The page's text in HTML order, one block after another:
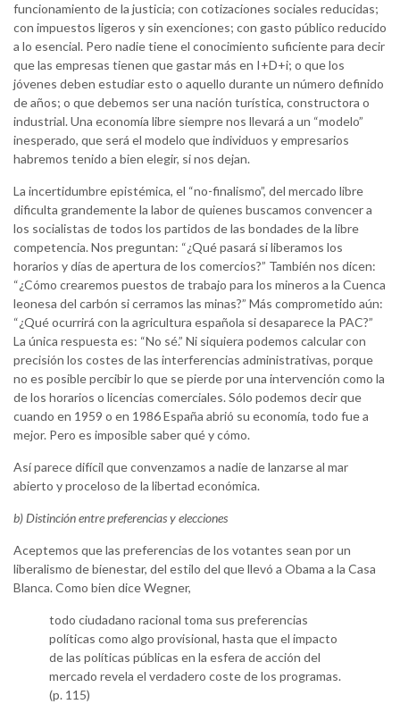
funcionamiento de la justicia; con cotizaciones sociales reducidas;
con impuestos ligeros y sin exenciones; con gasto público reducido
a lo esencial. Pero nadie tiene el conocimiento suficiente para decir
que las empresas tienen que gastar más en I+D+i; o que los
jóvenes deben estudiar esto o aquello durante un número definido
de años; o que debemos ser una nación turística, constructora o
industrial. Una economía libre siempre nos llevará a un “modelo”
inesperado, que será el modelo que individuos y empresarios
habremos tenido a bien elegir, si nos dejan.
La incertidumbre epistémica, el “no-finalismo”, del mercado libre
dificulta grandemente la labor de quienes buscamos convencer a
los socialistas de todos los partidos de las bondades de la libre
competencia. Nos preguntan: “¿Qué pasará si liberamos los
horarios y días de apertura de los comercios?” También nos dicen:
“¿Cómo crearemos puestos de trabajo para los mineros a la Cuenca
leonesa del carbón si cerramos las minas?” Más comprometido aún:
“¿Qué ocurrirá con la agricultura española si desaparece la PAC?”
La única respuesta es: “No sé.” Ni siquiera podemos calcular con
precisión los costes de las interferencias administrativas, porque
no es posible percibir lo que se pierde por una intervención como la
de los horarios o licencias comerciales. Sólo podemos decir que
cuando en 1959 o en 1986 España abrió su economía, todo fue a
mejor. Pero es imposible saber qué y cómo.
Así parece difícil que convenzamos a nadie de lanzarse al mar
abierto y proceloso de la libertad económica.
b) Distinción entre preferencias y elecciones
Aceptemos que las preferencias de los votantes sean por un
liberalismo de bienestar, del estilo del que llevó a Obama a la Casa
Blanca. Como bien dice Wegner,
todo ciudadano racional toma sus preferencias
políticas como algo provisional, hasta que el impacto
de las políticas públicas en la esfera de acción del
mercado revela el verdadero coste de los programas.
(p. 115)